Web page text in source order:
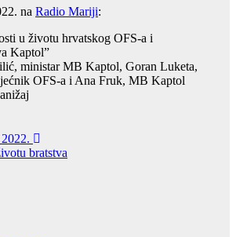
na Radio Mariji:
u životu hrvatskog OFS-a i
Kaptol”
ministar MB Kaptol, Goran Luketa,
OFS-a i Ana Fruk, MB Kaptol
bratstva